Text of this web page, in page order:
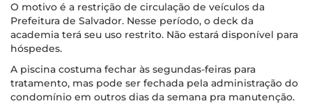
O motivo é a restrição de circulação de veículos da
Prefeitura de Salvador. Nesse período, o deck da
academia terá seu uso restrito. Não estará disponível para
hóspedes.
A piscina costuma fechar às segundas-feiras para
tratamento, mas pode ser fechada pela administração do
condomínio em outros dias da semana pra manutenção.